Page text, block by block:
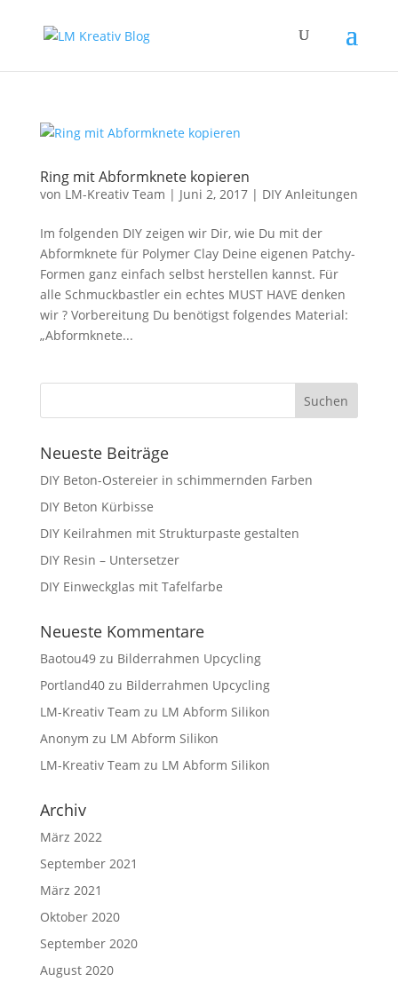
Ring mit Abformknete kopieren
von LM-Kreativ Team | Juni 2, 2017| DIY Anleitungen
Im folgenden DIY zeigen wir Dir, wie Du mit der
Abformknete für Polymer Clay Deine eigenen Patchy-
Formen ganz einfach selbst herstellen kannst. Für
alle Schmuckbastler ein echtes MUST HAVE denken
wir ? Vorbereitung Du benötigst folgendes Material:
„Abformknete...
Neueste Beiträge
DIY Beton-Ostereier in schimmernden Farben
DIY Beton Kürbisse
DIY Keilrahmen mit Strukturpaste gestalten
DIY Resin – Untersetzer
DIY Einweckglas mit Tafelfarbe
Neueste Kommentare
Baotou49zu Bilderrahmen Upcycling
Portland40zu Bilderrahmen Upcycling
LM-Kreativ Team zu LM Abform Silikon
Anonym zu LM Abform Silikon
LM-Kreativ Team zu LM Abform Silikon
Archiv
März 2022
September 2021
März 2021
Oktober 2020
September 2020
August 2020